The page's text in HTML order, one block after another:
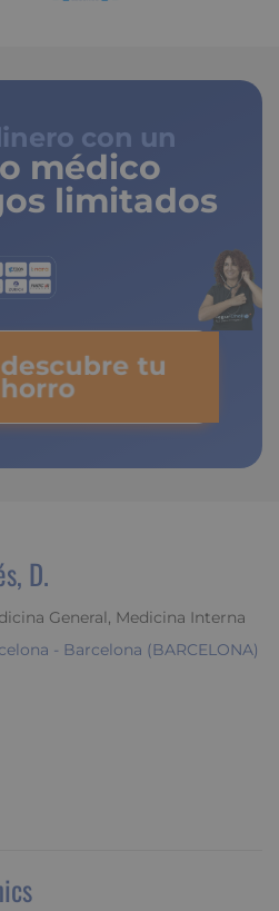
con un
médico
limitados
tu
D.
General, Medicina Interna
- Barcelona (BARCELONA)